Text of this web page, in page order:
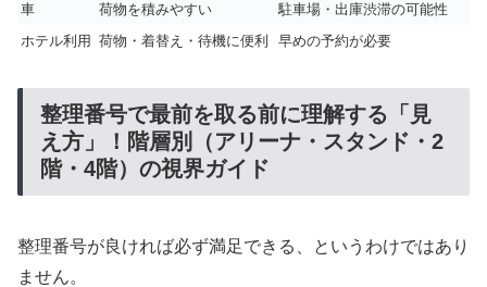
車
荷物を積みやすい
駐車場・出庫渋滞の可能性
ホテル利用 荷物・着替え・待機に便利 早めの予約が必要
整理番号で最前を取る前に理解する「見
え方」！階層別（アリーナ・スタンド・2
階・4階）の視界ガイド
整理番号が良ければ必ず満足できる、というわけではあり
ません。